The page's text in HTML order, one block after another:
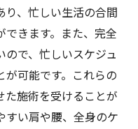
り、忙しい生活の合間
できます。また、完全
で、忙しいスケジュ
可能です。これらの
た施術を受けることが
すい肩や腰、全身のケ